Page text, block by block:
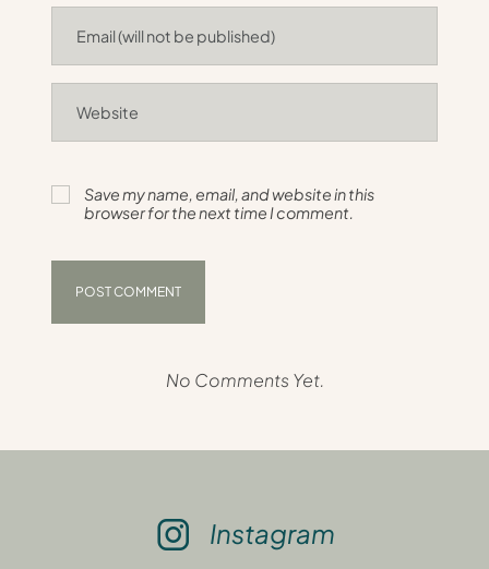
Save my name, email, and website in this
browser for the next time I comment.
No Comments Yet.
Instagram